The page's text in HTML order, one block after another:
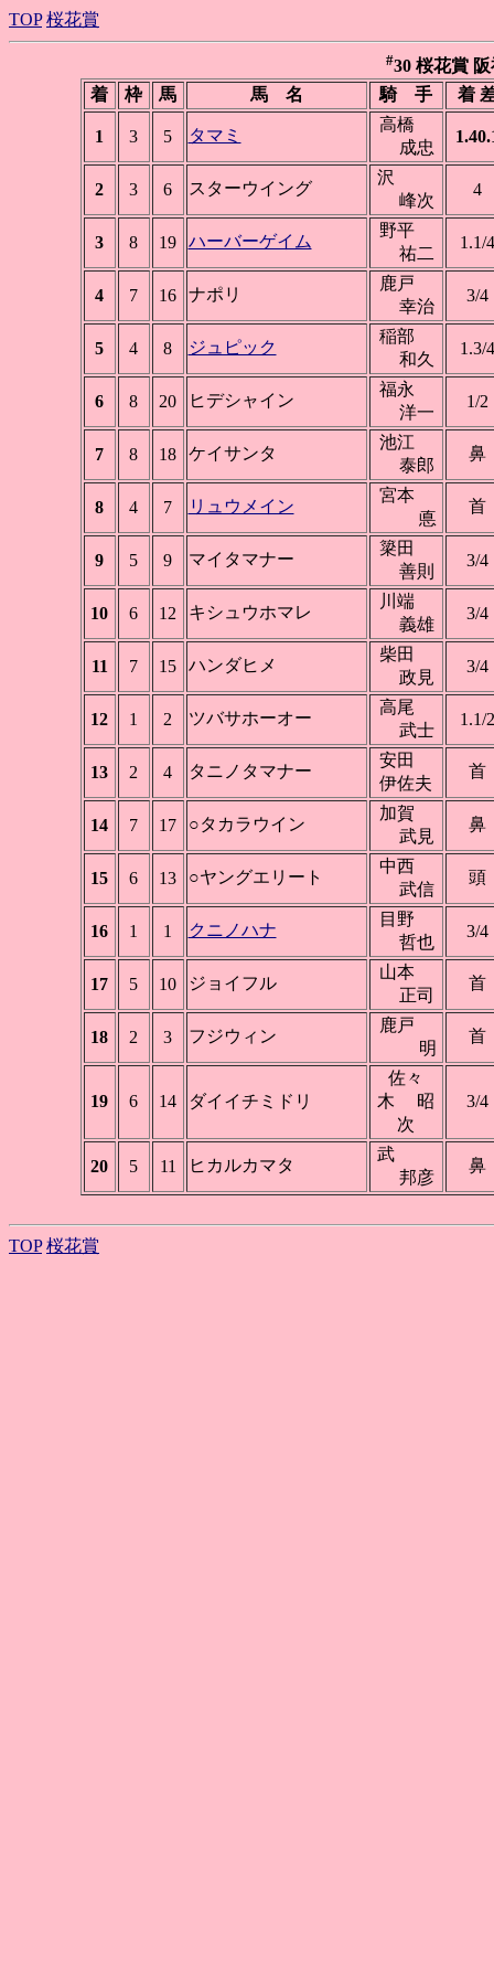
TOP 桜花賞
#30 桜花賞 阪
着
枠 馬 馬 名 騎 手 着
1 3 5 タマミ
高橋
成忠
2 3 6 スターウイング
沢
峰次
4
3 8 19 ハーバーゲイム
野平
祐二
1.1/4
4 7 16 ナポリ
鹿戸
幸治
3/4
5 4 8 ジュピック
稲部
和久
1.3/4
6 8 20 ヒデシャイン
福永
洋一
1/2
7 8 18 ケイサンタ
池江
泰郎
鼻
8 4 7 リュウメイン
宮本
悳
首
9 5 9 マイタマナー
簗田
善則
3/4
10 6 12 キシュウホマレ
川端
義雄
3/4
11 7 15 ハンダヒメ
柴田
政見
3/4
12 1 2 ツバサホーオー
高尾
武士
1.1/2
13 2 4 タニノタマナー
安田
伊佐夫
首
14 7 17 ○タカラウイン
加賀
武見
鼻
15 6 13 ○ヤングエリート
中西
武信
頭
16 1 1 クニノハナ
目野
哲也
3/4
17 5 10 ジョイフル
山本
正司
首
18 2 3 フジウィン
鹿戸
明
首
19 6 14 ダイイチミドリ
佐々
木 昭
次
3/4
20 5 11 ヒカルカマタ
武
邦彦
鼻
TOP 桜花賞